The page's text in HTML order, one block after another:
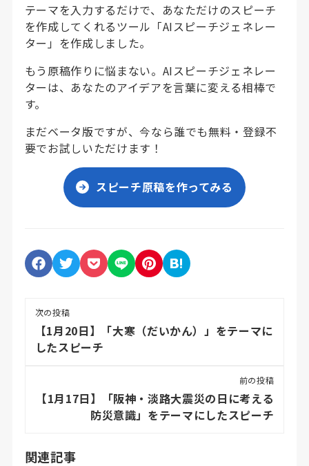
テーマを入力するだけで、あなただけのスピーチ
を作成してくれるツール「AIスピーチジェネレー
ター」を作成しました。
もう原稿作りに悩まない。AIスピーチジェネレー
ターは、あなたのアイデアを言葉に変える相棒で
す。
まだベータ版ですが、今なら誰でも無料・登録不
要でお試しいただけます！
スピーチ原稿を作ってみる
次の投稿
【1月20日】「大寒（だいかん）」をテーマに
したスピーチ
前の投稿
【1月17日】「阪神・淡路大震災の日に考える
防災意識」をテーマにしたスピーチ
関連記事